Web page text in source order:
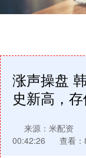
涨声操盘
史新高，
来源：米配资
00:42:26
查看：